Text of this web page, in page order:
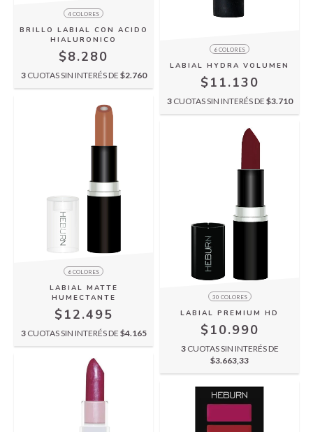
4 COLORES
BRILLO LABIAL CON ACIDO
HIALURONICO
$8.280
3 CUOTAS SIN INTERÉS DE $2.760
6 COLORES
LABIAL HYDRA VOLUMEN
$11.130
3 CUOTAS SIN INTERÉS DE $3.710
6 COLORES
LABIAL MATTE
HUMECTANTE
$12.495
3 CUOTAS SIN INTERÉS DE $4.165
30 COLORES
LABIAL PREMIUM HD
$10.990
3 CUOTAS SIN INTERÉS DE
$3.663,33